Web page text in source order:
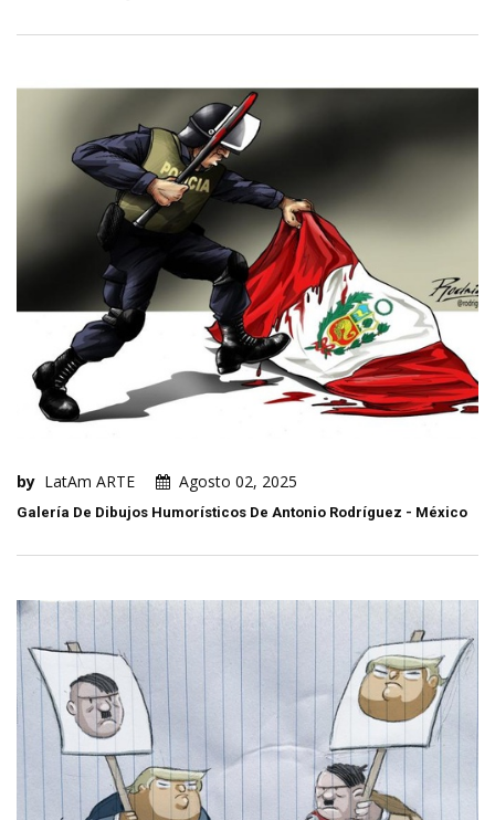
by LatAm ARTE Agosto 02, 2025
Galería De Dibujos Humorísticos De Antonio Rodríguez - México